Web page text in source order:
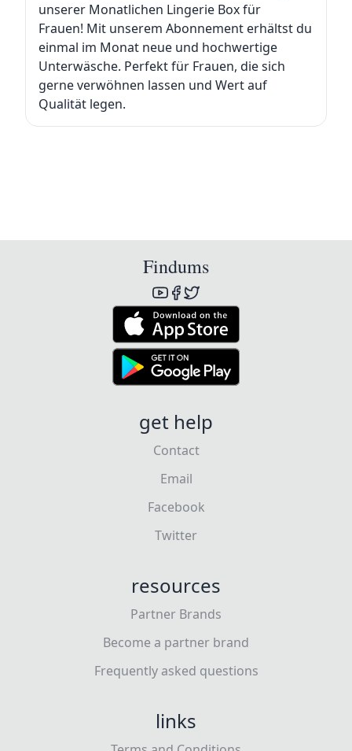
unserer Monatlichen Lingerie Box für
Frauen! Mit unserem Abonnement erhältst du
einmal im Monat neue und hochwertige
Unterwäsche. Perfekt für Frauen, die sich
gerne verwöhnen lassen und Wert auf
Qualität legen.
Findums
get help
Contact
Email
Facebook
Twitter
resources
Partner Brands
Become a partner brand
Frequently asked questions
links